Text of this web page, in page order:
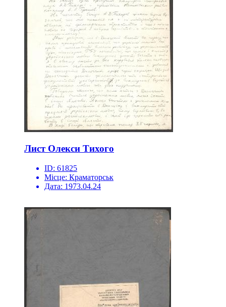
Лист Олекси Тихого
ID: 61825
Місце: Краматорськ
Дата: 1973.04.24